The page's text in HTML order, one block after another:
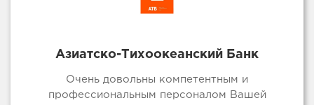
Азиатско-Тихоокеанский Банк
Очень довольны компетентным и
профессиональным персоналом Вашей